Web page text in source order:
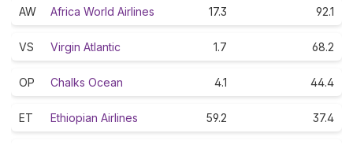
AW Africa World Airlines 17.3 92.1
VS Virgin Atlantic 1.7 68.2
OP Chalks Ocean 4.1 44.4
ET Ethiopian Airlines 59.2 37.4